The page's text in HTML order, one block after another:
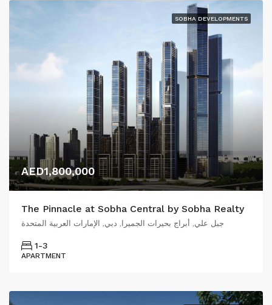
SOBHA DEVELOPMENTS
AED1,800,000
The Pinnacle at Sobha Central by Sobha Realty
جبل علي, أبراج بحيرات الجميرا, دبي, الإمارات العربية المتحدة
1-3
APARTMENT